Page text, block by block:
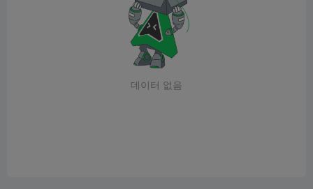
데이터 없음